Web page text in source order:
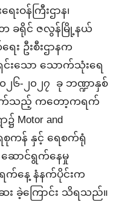
းဝန်ကြီးဌာန၊
ခရိုင် ဇလွန်မြို့နယ်
း ဦးစီးဌာနက
င်းသော သောက်သုံးရေ
၆-၂၀၂၇ ခု ဘဏ္ဍာနှစ်
ရွက်သည့် ကတော့ကရက်
ာ၌ Motor and
ေစုကန် နှင့် ရေစက်ရုံ
ဆောင်ရွက်နေမှု
က်နေ့ နံနက်ပိုင်းက
း ခဲ့ကြောင်း သိရသည်။